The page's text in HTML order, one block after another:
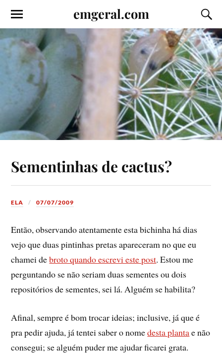
emgeral.com
Sementinhas de cactus?
ELA 07/07/2009
Então, observando atentamente esta bichinha há dias
vejo que duas pintinhas pretas apareceram no que eu
chamei debroto quando escrevi este post. Estou me
perguntando se não seriam duas sementes ou dois
repositórios de sementes, sei lá. Alguém se habilita?
Afinal, sempre é bom trocar ideias; inclusive, já que é
pra pedir ajuda, já tentei saber o nomedesta plantae não
consegui; se alguém puder me ajudar ficarei grata.